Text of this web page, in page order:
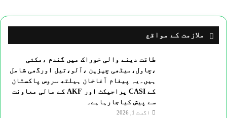
ملازمت کے مواقع
طاقت دینے والی خوراک میں گندم ،مکئی
،چاول،میٹھی چیزین ،آلو،تیل اورگھی شامل
ہیں۔یہ پیغام آغاخان ہیلتھ سروس پاکستان
کے CASI پراجیکٹ اور AKF کے مالی معاونت
سے پیش کیاجارہاہے۔
اگست 1, 2026